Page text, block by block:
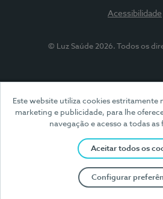
Este website utiliza cookies estritamente
marketing e publicidade, para lhe
navegação e acesso a todas
Aceitar todos os
Configurar
Acessibilidade
© Luz Saúde 2026. Todos os